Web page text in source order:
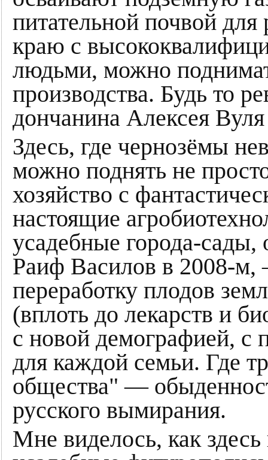
питательной почвой для
краю с
людьми, можно
производства. Будь то
дончанина Алексея
Здесь, где чернозёмы
можно поднять не
хозяйство с
настоящие
усадебные города-сады,
Раиф Василов в 2008-
переработку плодов
(вплоть до лекарств и
с новой демографией, с
для каждой семьи. Где
общества" —
русского вымирания.
Мне виделось, как